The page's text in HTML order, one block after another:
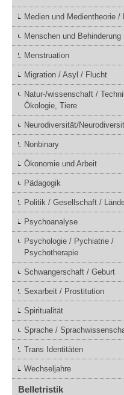
Medien und Medientheorie /
Menschen und Behinderung
Menstruation
Migration / Asyl / Flucht
Natur-/wissenschaft /
Ökologie, Tiere
Neurodiversität/
Nonbinary
Ökonomie und Arbeit
Pädagogik
Politik / Gesellschaft /
Psychoanalyse
Psychologie / Pychiatrie /
Psychotherapie
Schwangerschaft / Geburt
Sexarbeit / Prostitution
Spiritualität
Sprache /
Trans Identitäten
Wechseljahre
Belletristik